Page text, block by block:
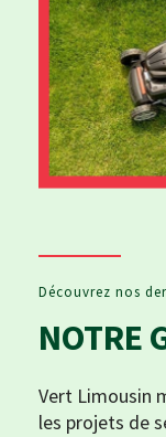
Découvrez nos
NOTRE
Vert Limousin
les projets de